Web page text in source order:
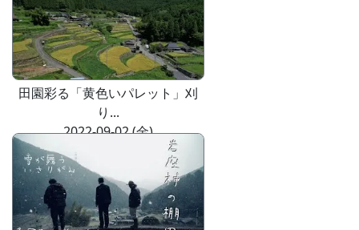
田園彩る「黄色いパレット」刈
り...
2022-09-02 (金)